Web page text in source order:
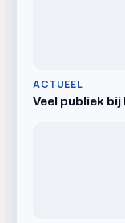
ACTUEEL
Veel publiek